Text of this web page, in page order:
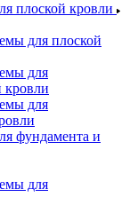
плоской кровли
для плоской
для
кровли
для
фундамента и
для